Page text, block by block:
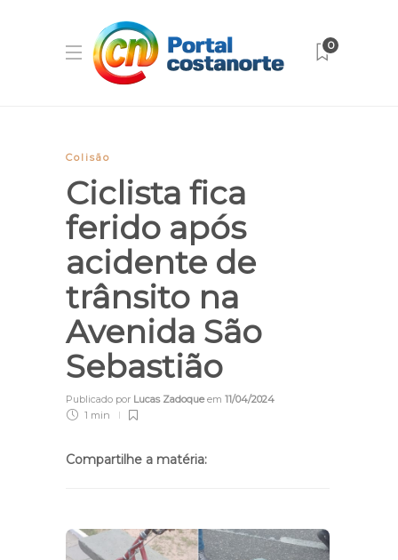
0
Colisão
Ciclista fica
ferido após
acidente de
trânsito na
Avenida São
Sebastião
Publicado por Lucas Zadoqueem 11/04/2024
1 min
Compartilhe a matéria: